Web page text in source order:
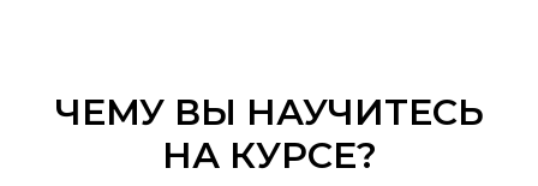
ЧЕМУ ВЫ НАУЧИТЕСЬ
НА КУРСЕ?